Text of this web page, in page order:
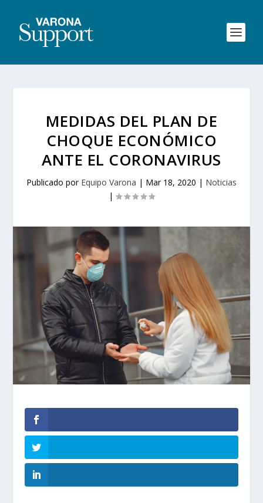
MEDIDAS DEL PLAN DE
CHOQUE ECONÓMICO
ANTE EL CORONAVIRUS
Publicado por Equipo Varona | Mar 18, 2020 | Noticias
|